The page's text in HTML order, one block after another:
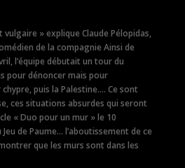
vulgaire » explique Claude Pélopidas,
de la compagnie Ainsi de
l’équipe débutait un tour du
pour dénoncer mais pour
puis la Palestine…. Ce sont
ces situations absurdes qui seront
« Duo pour un mur » le 10
de Paume… l’aboutissement de ce
que les murs sont dans les